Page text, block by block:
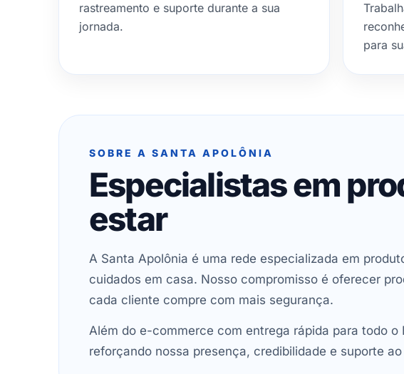
rastreamento e suporte durante a sua
jornada.
para
SOBRE A SANTA APOLÔNIA
Especialistas em
estar
A Santa Apolônia é uma rede especializada em
cuidados em casa. Nosso compromisso é oferecer
cada cliente compre com mais segurança.
Além do e-commerce com entrega rápida para todo
reforçando nossa presença, credibilidade e suporte